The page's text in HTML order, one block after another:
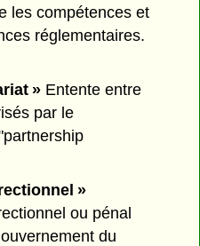
les compétences et
réglementaires.
»Entente entre
par le
»
ou pénal
du